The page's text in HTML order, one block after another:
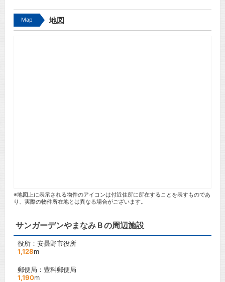
Map 地図
※地図上に表示される物件のアイコンは付近住所に所在することを表すものであ
り、実際の物件所在地とは異なる場合がございます。
サンガーデンやまなみＢの周辺施設
役所：安曇野市役所
1,128m
郵便局：豊科郵便局
1,190m